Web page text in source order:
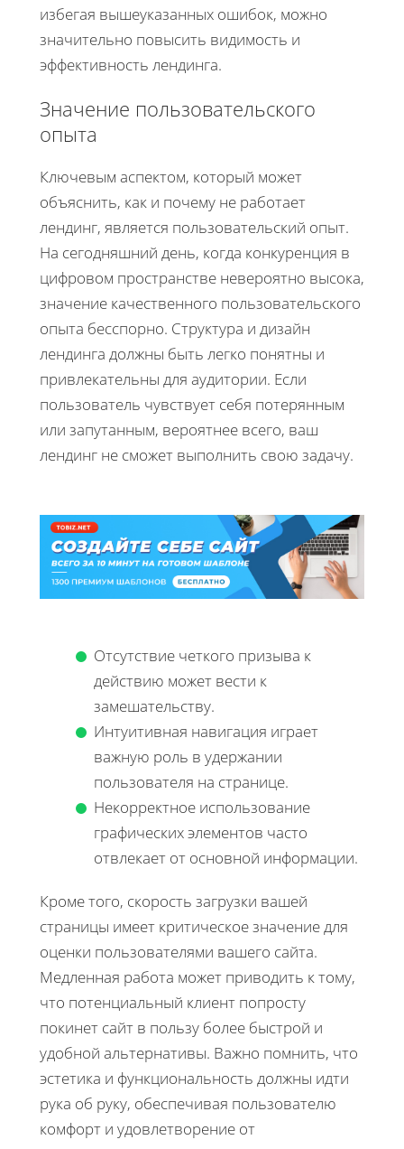
избегая вышеуказанных ошибок, можно
значительно повысить видимость и
эффективность лендинга.
Значение пользовательского
опыта
Ключевым аспектом, который может
объяснить, как и почему не работает
лендинг, является пользовательский опыт.
На сегодняшний день, когда конкуренция в
цифровом пространстве невероятно высока,
значение качественного пользовательского
опыта бесспорно. Структура и дизайн
лендинга должны быть легко понятны и
привлекательны для аудитории. Если
пользователь чувствует себя потерянным
или запутанным, вероятнее всего, ваш
лендинг не сможет выполнить свою задачу.
Отсутствие четкого призыва к
действию может вести к
замешательству.
Интуитивная навигация играет
важную роль в удержании
пользователя на странице.
Некорректное использование
графических элементов часто
отвлекает от основной информации.
Кроме того, скорость загрузки вашей
страницы имеет критическое значение для
оценки пользователями вашего сайта.
Медленная работа может приводить к тому,
что потенциальный клиент попросту
покинет сайт в пользу более быстрой и
удобной альтернативы. Важно помнить, что
эстетика и функциональность должны идти
рука об руку, обеспечивая пользователю
комфорт и удовлетворение от